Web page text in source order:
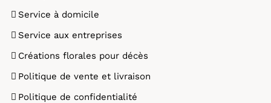
Service à domicile
Service aux entreprises
Créations florales pour décès
Politique de vente et livraison
Politique de confidentialité